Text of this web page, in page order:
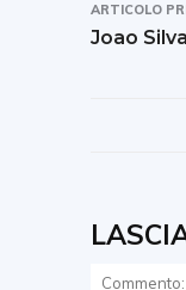
ARTICOLO
Joao